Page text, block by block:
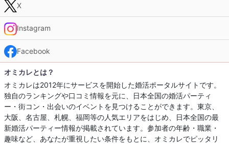
X
Instagram
Facebook
オミカレとは？
オミカレは2012年にサービスを開始した婚活ポータルサイトです。
独自のランキングや口コミ情報を元に、日本全国の婚活パーティ
ー・街コン・出会いのイベントを見つけることができます。東京、
大阪、名古屋、札幌、福岡等の人気エリアをはじめ、日本全国の最
新婚活パーティー情報が掲載されています。参加者の年齢・職業・
趣味など、あなたが重視したい条件をもとに、オミカレでピッタリ